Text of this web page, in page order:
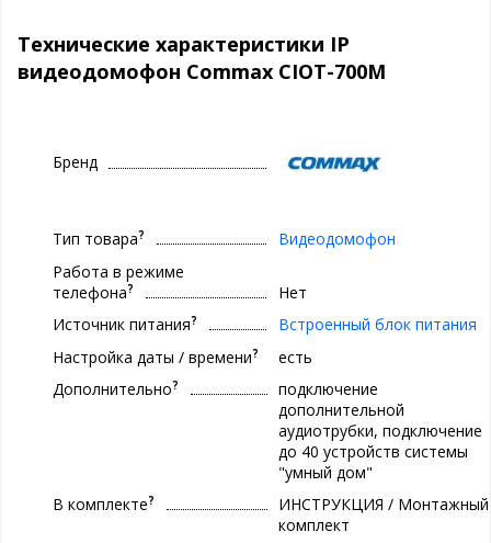
Технические характеристики IP
видеодомофон Commax CIOT-700M
Бренд
Тип товара?
Видеодомофон
Работа в режиме
телефона?
Нет
Источник питания?
Встроенный блок питания
Настройка даты / времени?
есть
Дополнительно?
подключение
дополнительной
аудиотрубки, подключение
до 40 устройств системы
"умный дом"
В комплекте?
ИНСТРУКЦИЯ / Монтажный
комплект